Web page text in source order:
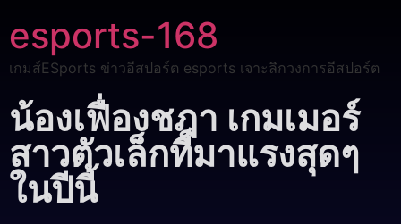
esports-168
เกมส์ESports ข่าวอีสปอร์ต esports เจาะลึกวงการอีสปอร์ต
น้องเฟื่องชฎา เกมเมอร์
สาวตัวเล็กที่มาแรงสุดๆ
ในปีนี้